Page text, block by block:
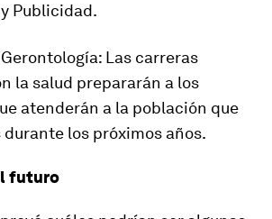
Publicidad.
Las carreras
la salud prepararán a los
atenderán a la población que
los próximos años.
futuro